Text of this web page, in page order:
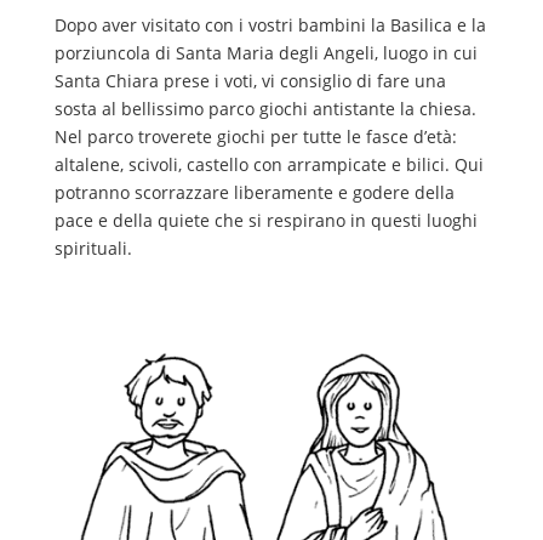
Dopo aver visitato con i vostri bambini la Basilica e la
porziuncola di Santa Maria degli Angeli, luogo in cui
Santa Chiara prese i voti, vi consiglio di fare una
sosta al bellissimo parco giochi antistante la chiesa.
Nel parco troverete giochi per tutte le fasce d’età:
altalene, scivoli, castello con arrampicate e bilici. Qui
potranno scorrazzare liberamente e godere della
pace e della quiete che si respirano in questi luoghi
spirituali.